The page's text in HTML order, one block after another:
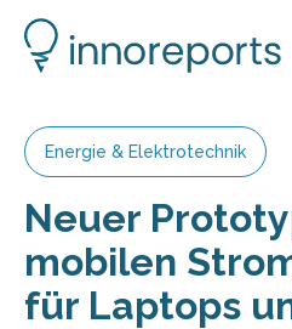
Energie & Elektrotechnik
Neuer
mobilen
für Laptops